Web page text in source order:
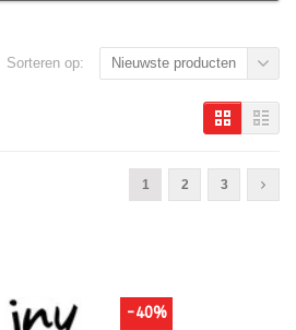
Sorteren op: Nieuwste producten
1 2 3
-40%